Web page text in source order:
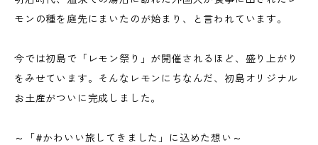
モンの種を庭先にまいたのが始まり、と言われています。
今では初島で「レモン祭り」が開催されるほど、盛り上がり
をみせています。そんなレモンにちなんだ、初島オリジナル
お土産がついに完成しました。
～「#かわいい旅してきました」に込めた想い～